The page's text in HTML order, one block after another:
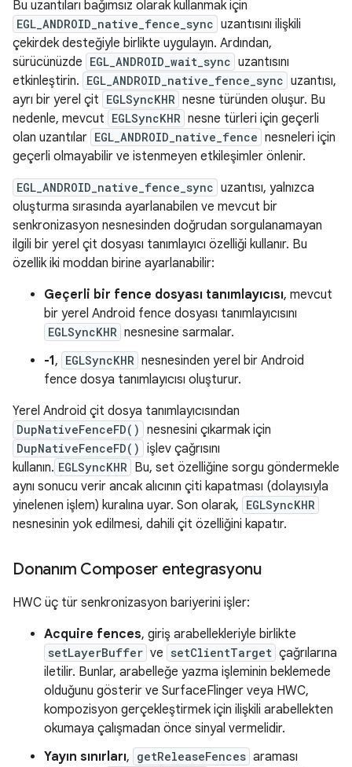
Bu uzantıları bağımsız olarak kullanmak için
EGL_ANDROID_native_fence_sync uzantısını ilişkili
çekirdek desteğiyle birlikte uygulayın. Ardından,
sürücünüzde EGL_ANDROID_wait_sync uzantısını
etkinleştirin. EGL_ANDROID_native_fence_sync uzantısı,
ayrı bir yerel çit EGLSyncKHR nesne türünden oluşur. Bu
nedenle, mevcut EGLSyncKHR nesne türleri için geçerli
olan uzantılar EGL_ANDROID_native_fence nesneleri için
geçerli olmayabilir ve istenmeyen etkileşimler önlenir.
EGL_ANDROID_native_fence_sync uzantısı, yalnızca
oluşturma sırasında ayarlanabilen ve mevcut bir
senkronizasyon nesnesinden doğrudan sorgulanamayan
ilgili bir yerel çit dosyası tanımlayıcı özelliği kullanır. Bu
özellik iki moddan birine ayarlanabilir:
Geçerli bir fence dosyası tanımlayıcısı, mevcut
bir yerel Android fence dosyası tanımlayıcısını
EGLSyncKHR nesnesine sarmalar.
-1, EGLSyncKHR nesnesinden yerel bir Android
fence dosya tanımlayıcısı oluşturur.
Yerel Android çit dosya tanımlayıcısından
DupNativeFenceFD() nesnesini çıkarmak için
DupNativeFenceFD() işlev çağrısını
kullanın. EGLSyncKHR Bu, set özelliğine sorgu göndermekle
aynı sonucu verir ancak alıcının çiti kapatması (dolayısıyla
yinelenen işlem) kuralına uyar. Son olarak, EGLSyncKHR
nesnesinin yok edilmesi, dahili çit özelliğini kapatır.
Donanım Composer entegrasyonu
HWC üç tür senkronizasyon bariyerini işler:
Acquire fences, giriş arabellekleriyle birlikte
setLayerBuffer ve setClientTarget çağrılarına
iletilir. Bunlar, arabelleğe yazma işleminin beklemede
olduğunu gösterir ve SurfaceFlinger veya HWC,
kompozisyon gerçekleştirmek için ilişkili arabellekten
okumaya çalışmadan önce sinyal vermelidir.
Yayın sınırları, getReleaseFences araması